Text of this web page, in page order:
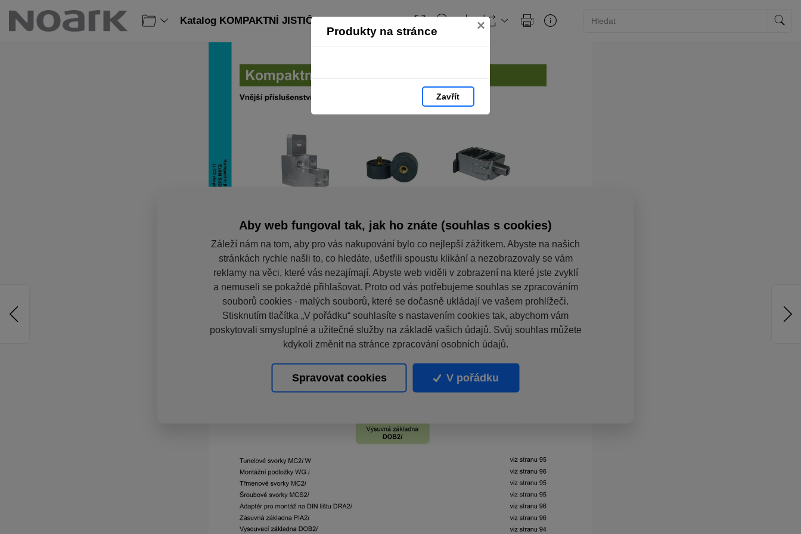
Produkty na stránce ×
Zavřít
Katalog KOMPAKTNÍ JISTIČE: strana 48
Aby web fungoval tak, jak ho znáte (souhlas s cookies)
Záleží nám na tom, aby pro vás nakupování bylo co nejlepší zážitkem. Abyste na našich
stránkách rychle našli to, co hledáte, ušetřili spoustu klikání a nezobrazovaly se vám
reklamy na věci, které vás nezajímají. Abyste web viděli v zobrazení na které jste zvyklí
a nemuseli se pokaždé přihlašovat. Proto od vás potřebujeme souhlas se zpracováním
souborů cookies - malých souborů, které se dočasně ukládají ve vašem prohlížeči.
Stisknutím tlačítka „V pořádku“ souhlasíte s nastavením cookies tak, abychom vám
poskytovali smysluplné a užitečné služby na základě vašich údajů. Svůj souhlas můžete
kdykoli změnit na stránce zpracování osobních údajů.
Spravovat cookies V pořádku